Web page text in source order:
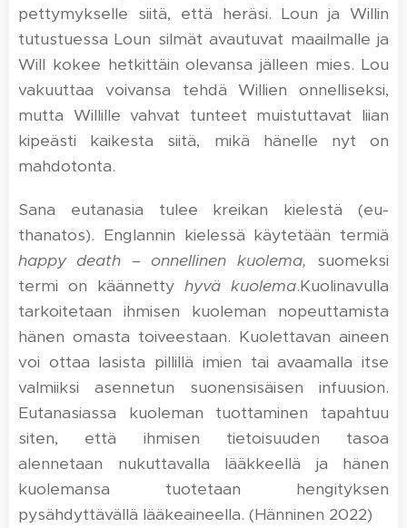
pettymykselle siitä, että heräsi. Loun ja Willin
tutustuessa Loun silmät avautuvat maailmalle ja
Will kokee hetkittäin olevansa jälleen mies. Lou
vakuuttaa voivansa tehdä Willien onnelliseksi,
mutta Willille vahvat tunteet muistuttavat liian
kipeästi kaikesta siitä, mikä hänelle nyt on
mahdotonta.
Sana eutanasia tulee kreikan kielestä (eu-
thanatos). Englannin kielessä käytetään termiä
happy death – onnellinen kuolema, suomeksi
termi on käännetty hyvä kuolema.Kuolinavulla
tarkoitetaan ihmisen kuoleman nopeuttamista
hänen omasta toiveestaan. Kuolettavan aineen
voi ottaa lasista pillillä imien tai avaamalla itse
valmiiksi asennetun suonensisäisen infuusion.
Eutanasiassa kuoleman tuottaminen tapahtuu
siten, että ihmisen tietoisuuden tasoa
alennetaan nukuttavalla lääkkeellä ja hänen
kuolemansa tuotetaan hengityksen
pysähdyttävällä lääkeaineella. (Hänninen 2022)